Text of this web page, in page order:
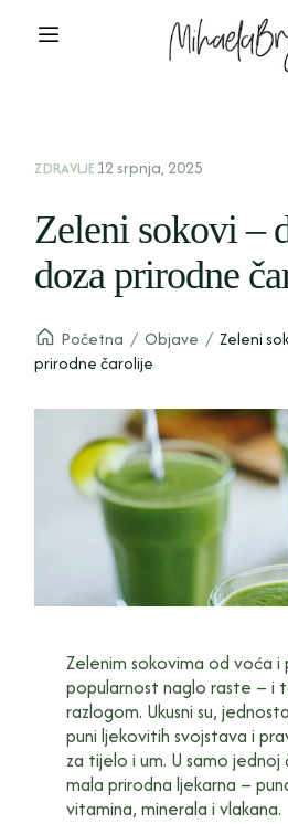
ZDRAVLJE 12 srpnja, 2025
Zeleni sokovi –
doza prirodne
Početna / Objave / Zeleni
prirodne čarolije
Zelenim sokovima od voća i
popularnost naglo raste – i
razlogom. Ukusni su,
puni ljekovitih svojstava i
za tijelo i um. U samo jednoj
mala prirodna ljekarna –
vitamina, minerala i vlakana.